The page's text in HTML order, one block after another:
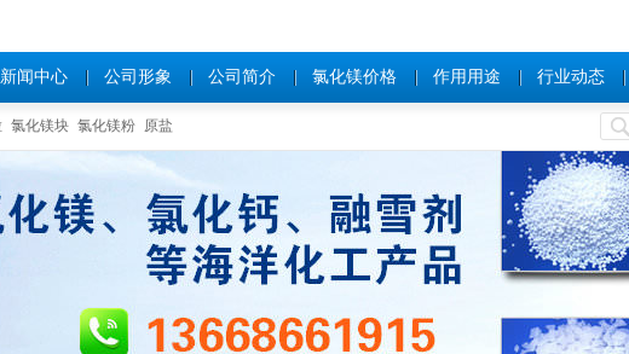
新闻中心 公司形象 公司简介 氯化镁价格 作用用途 行业动态
氯化镁块 氯化镁粉 原盐